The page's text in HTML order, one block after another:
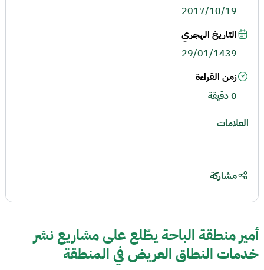
أمير منطقة الباحة يطّلع على مشاريع نشر
خدمات النطاق العريض في المنطقة
2017/10/19
التاريخ الهجري
29/01/1439
زمن القراءة
0 دقيقة
العلامات
مشاركة